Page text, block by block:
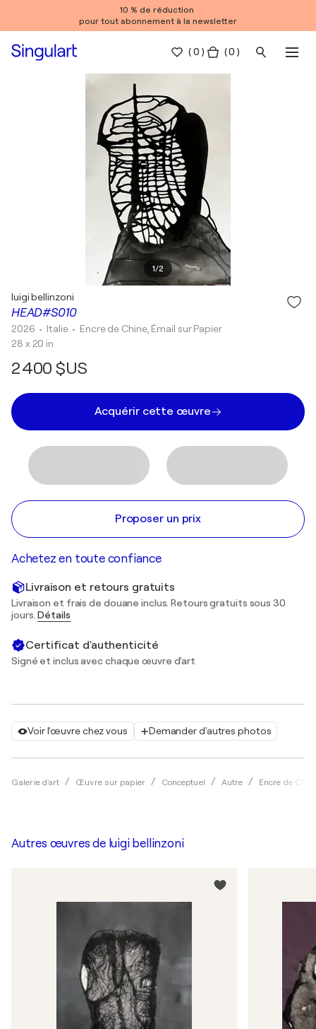
10 % de réduction
pour tout abonnement à la newsletter
(0 ) ( 0 )
1/2
Voir l'œuvre chez vous Demander d'autres photos
Galerie d'art Œuvre sur papier Conceptuel Autre Encre de
HEAD#S010
luigi bellinzoni
2026 • Italie • Encre de Chine, Émail sur Papier
28 x 20 in
2 400 $US
Acquérir cette œuvre
Proposer un prix
Achetez en toute confiance
Livraison et retours gratuits
Livraison et frais de douane inclus. Retours gratuits sous 30
jours.Détails
Certificat d'authenticité
Signé et inclus avec chaque œuvre d'art
Autres œuvres de luigi bellinzoni